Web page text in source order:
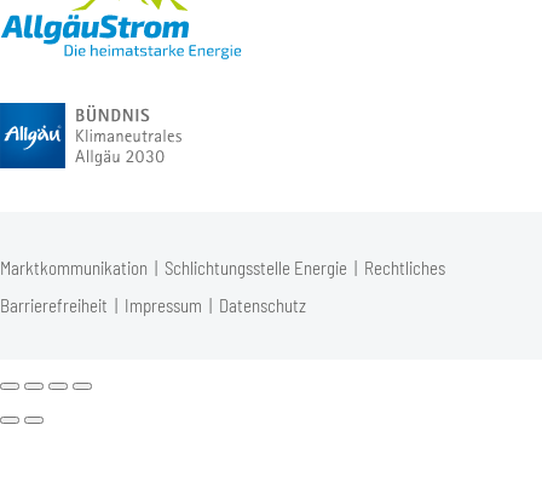
Marktkommunikation | Schlichtungsstelle Energie | Rechtliches
Barrierefreiheit | Impressum | Datenschutz